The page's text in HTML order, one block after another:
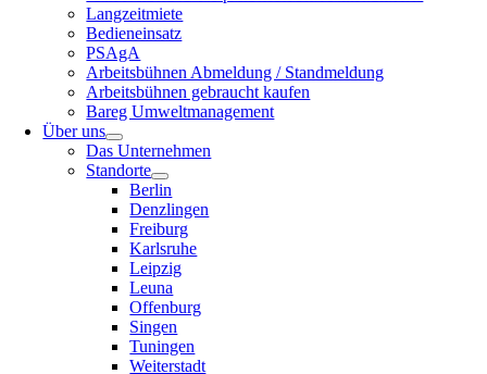
Langzeitmiete
Bedieneinsatz
PSAgA
Arbeitsbühnen Abmeldung / Standmeldung
Arbeitsbühnen gebraucht kaufen
Bareg Umweltmanagement
Über uns
Das Unternehmen
Standorte
Berlin
Denzlingen
Freiburg
Karlsruhe
Leipzig
Leuna
Offenburg
Singen
Tuningen
Weiterstadt